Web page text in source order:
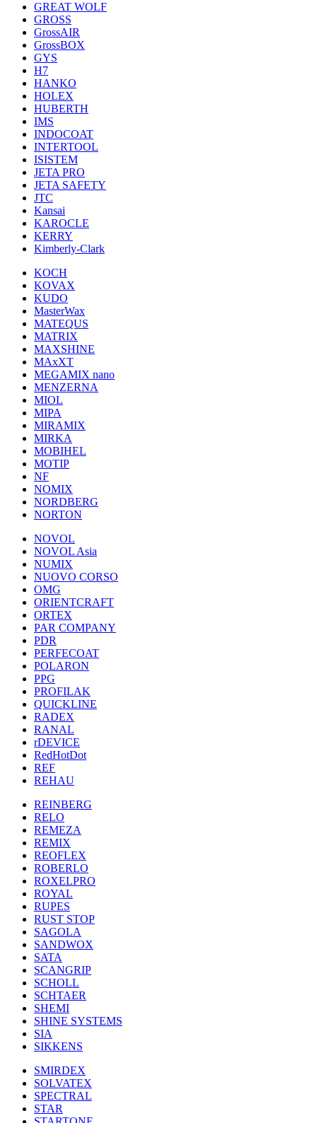
GREAT WOLF
GROSS
GrossAIR
GrossBOX
GYS
H7
HANKO
HOLEX
HUBERTH
IMS
INDOCOAT
INTERTOOL
ISISTEM
JETA PRO
JETA SAFETY
JTC
Kansai
KAROCLE
KERRY
Kimberly-Clark
KOCH
KOVAX
KUDO
MasterWax
MATEQUS
MATRIX
MAXSHINE
MAxXT
MEGAMIX nano
MENZERNA
MIOL
MIPA
MIRAMIX
MIRKA
MOBIHEL
MOTIP
NF
NOMIX
NORDBERG
NORTON
NOVOL
NOVOL Asia
NUMIX
NUOVO CORSO
OMG
ORIENTCRAFT
ORTEX
PAR COMPANY
PDR
PERFECOAT
POLARON
PPG
PROFILAK
QUICKLINE
RADEX
RANAL
rDEVICE
RedHotDot
REF
REHAU
REINBERG
RELO
REMEZA
REMIX
REOFLEX
ROBERLO
ROXELPRO
ROYAL
RUPES
RUST STOP
SAGOLA
SANDWOX
SATA
SCANGRIP
SCHOLL
SCHTAER
SHEMI
SHINE SYSTEMS
SIA
SIKKENS
SMIRDEX
SOLVATEX
SPECTRAL
STAR